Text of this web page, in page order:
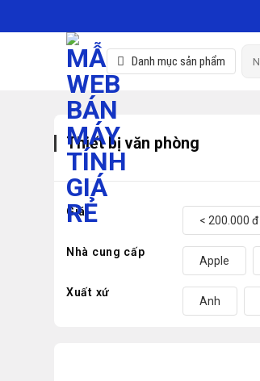
to
Danh mục sản phẩm
Thiết bị văn phòng
Giá
< 200.000 đ
Nhà cung cấp
Apple
Xuất xứ
Anh